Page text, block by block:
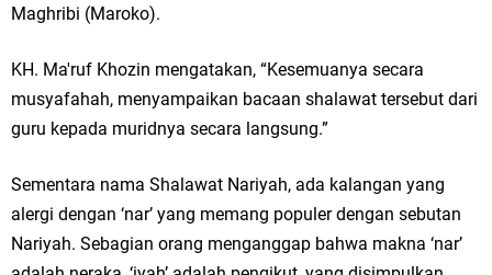
Maghribi (Maroko).
KH. Ma'ruf Khozin mengatakan, “Kesemuanya secara
musyafahah, menyampaikan bacaan shalawat tersebut dari
guru kepada muridnya secara langsung.”
Sementara nama Shalawat Nariyah, ada kalangan yang
alergi dengan ‘nar’ yang memang populer dengan sebutan
Nariyah. Sebagian orang menganggap bahwa makna ‘nar’